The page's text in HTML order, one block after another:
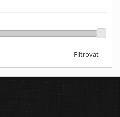
Filtrovať